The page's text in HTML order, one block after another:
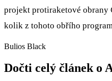
projekt protiraketové obrany
kolik z tohoto obřího
Bulios Black
Dočti celý článek o